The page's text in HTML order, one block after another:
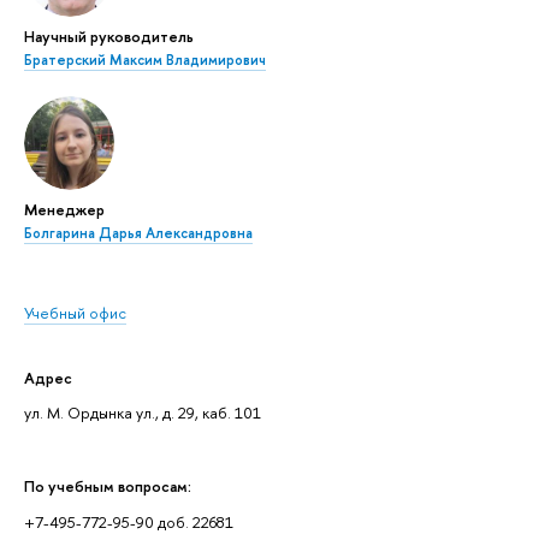
Научный руководитель
Братерский Максим Владимирович
Менеджер
Болгарина Дарья Александровна
Учебный офис
Адрес
ул. М. Ордынка ул., д. 29, каб. 101
По учебным вопросам:
+7-495-772-95-90 доб. 22681